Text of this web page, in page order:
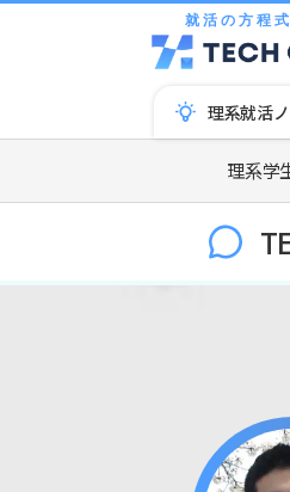
就活の方程
理系就活
理系学